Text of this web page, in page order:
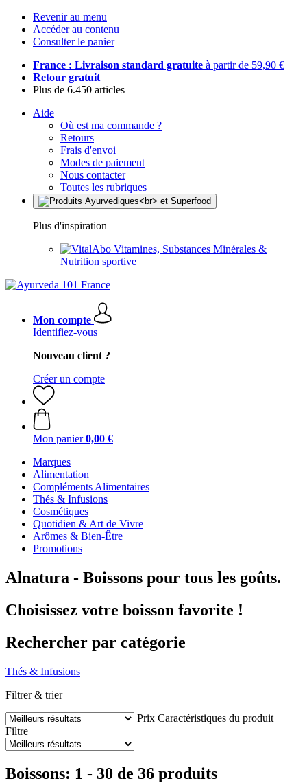
Revenir au menu
Accéder au contenu
Consulter le panier
France : Livraison standard gratuite à partir de 59,90 €
Retour gratuit
Plus de 6.450 articles
Aide
Où est ma commande ?
Retours
Frais d'envoi
Modes de paiement
Nous contacter
Toutes les rubriques
Plus d'inspiration
Vitamines, Substances Minérales &
Nutrition sportive
Mon compte
Identifiez-vous
Nouveau client ?
Créer un compte
Mon panier 0,00 €
Marques
Alimentation
Compléments Alimentaires
Thés & Infusions
Cosmétiques
Quotidien & Art de Vivre
Arômes & Bien-Être
Promotions
Alnatura - Boissons pour tous les goûts.
Choisissez votre boisson favorite !
Rechercher par catégorie
Thés & Infusions
Filtrer & trier
Prix Caractéristiques du produit
Filtre
Boissons: 1 - 30 de 36 produits